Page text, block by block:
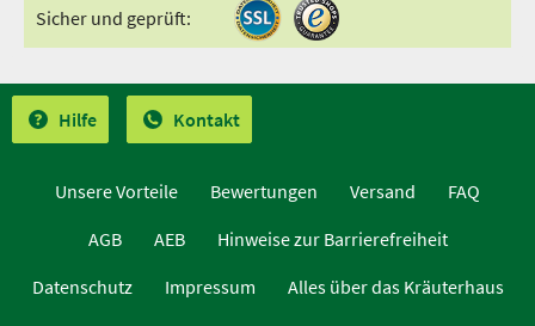
Sicher und geprüft:
Hilfe Kontakt
Unsere Vorteile Bewertungen Versand
FAQ
AGB
AEB
Hinweise zur Barrierefreiheit
Datenschutz
Impressum
Alles über das Kräuterhaus